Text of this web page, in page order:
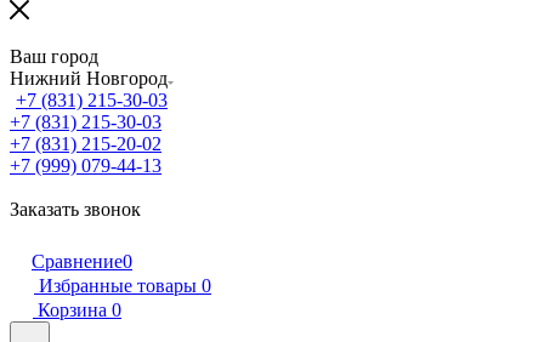
Ваш город
Нижний Новгород
+7 (831) 215-30-03
+7 (831) 215-30-03
+7 (831) 215-20-02
+7 (999) 079-44-13
Заказать звонок
Сравнение0
Избранные товары 0
Корзина 0